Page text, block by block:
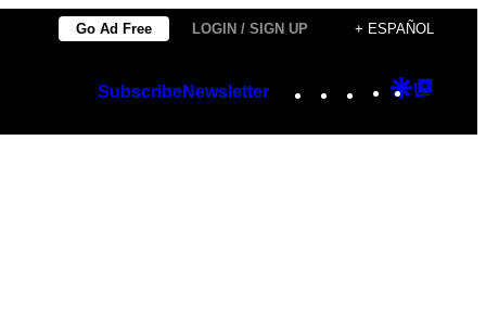
Go Ad Free LOGIN / SIGN UP + ESPAÑOL
SubscribeNewsletter Instagram
TikTok
YouTube
Google